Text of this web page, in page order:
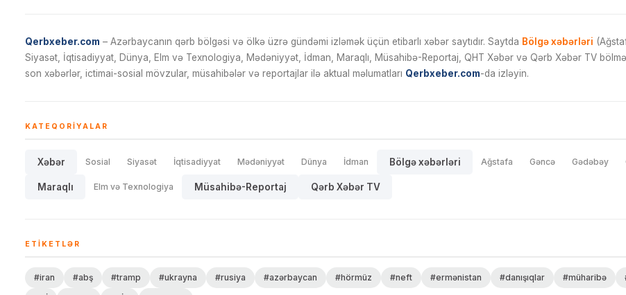
Qerbxeber.com – Azərbaycanın qərb bölgəsi və ölkə üzrə gündəmi izləmək üçün etibarlı xəbər saytıdır. Saytda Bölgə xəbərləri
Siyasət, İqtisadiyyat, Dünya, Elm və Texnologiya, Mədəniyyət, İdman, Maraqlı, Müsahibə-Reportaj, QHT Xəbər və Qərb Xəbər TV
son xəbərlər, ictimai-sosial mövzular, müsahibələr və reportajlar ilə aktual məlumatları Qerbxeber.com-da izləyin.
KATEQORIYALAR
Xəbər Sosial Siyasət İqtisadiyyat Mədəniyyət Dünya İdman Bölgə xəbərləri Ağstafa Gəncə Gədəbəy
Maraqlı Elm və Texnologiya Müsahibə-Reportaj Qərb Xəbər TV
ETIKETLƏR
#iran #abş #tramp #ukrayna #rusiya #azərbaycan #hörmüz #neft #ermənistan #danışıqlar #müharibə